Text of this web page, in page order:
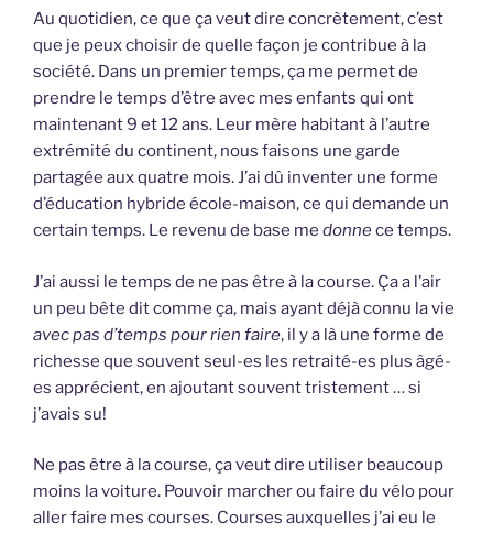
Au quotidien, ce que ça veut dire concrètement, c’est
que je peux choisir de quelle façon je contribue à la
société. Dans un premier temps, ça me permet de
prendre le temps d’être avec mes enfants qui ont
maintenant 9 et 12 ans. Leur mère habitant à l’autre
extrémité du continent, nous faisons une garde
partagée aux quatre mois. J’ai dû inventer une forme
d’éducation hybride école-maison, ce qui demande un
certain temps. Le revenu de base me donnece temps.
J’ai aussi le temps de ne pas être à la course. Ça a l’air
un peu bête dit comme ça, mais ayant déjà connu la vie
avec pas d’temps pour rien faire, il y a là une forme de
richesse que souvent seul-es les retraité-es plus âgé-
es apprécient, en ajoutant souvent tristement … si
j’avais su!
Ne pas être à la course, ça veut dire utiliser beaucoup
moins la voiture. Pouvoir marcher ou faire du vélo pour
aller faire mes courses. Courses auxquelles j’ai eu le